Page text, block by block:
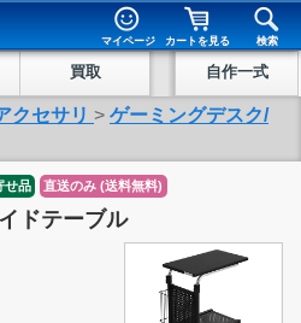
マイページ カートを見る 検索
買取 自作一式
クセサリ > ゲーミングデスク/
せ品 直送のみ (送料無料)
ドテーブル